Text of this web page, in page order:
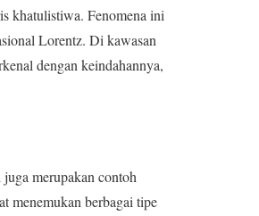
khatulistiwa. Fenomena ini
Lorentz. Di kawasan
dengan keindahannya,
merupakan contoh
menemukan berbagai tipe